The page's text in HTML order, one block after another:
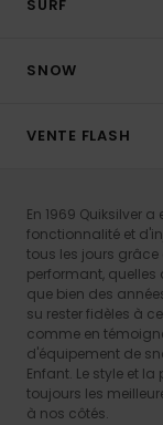
SURF
SNOW
VENTE FLASH
En 1969 Quiksilver
fonctionnalité et
tous les jours
performant, quelles
que bien des
su rester fidèles à
comme en
d'équipement de
Enfant. Le style et
toujours les
à nos côtés.